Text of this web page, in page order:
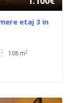
etaj 3 in
108 m2